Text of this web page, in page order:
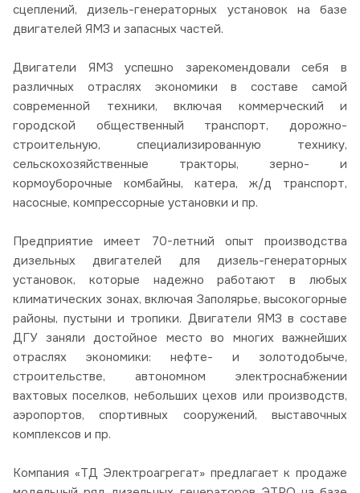
сцеплений, дизель-генераторных установок на базе
двигателей ЯМЗ и запасных частей.
Двигатели ЯМЗ успешно зарекомендовали себя в
различных отраслях экономики в составе самой
современной техники, включая коммерческий и
городской общественный транспорт, дорожно-
строительную, специализированную технику,
сельскохозяйственные тракторы, зерно- и
кормоуборочные комбайны, катера, ж/д транспорт,
насосные, компрессорные установки и пр.
Предприятие имеет 70-летний опыт производства
дизельных двигателей для дизель-генераторных
установок, которые надежно работают в любых
климатических зонах, включая Заполярье, высокогорные
районы, пустыни и тропики. Двигатели ЯМЗ в составе
ДГУ заняли достойное место во многих важнейших
отраслях экономики: нефте- и золотодобыче,
строительстве, автономном электроснабжении
вахтовых поселков, небольших цехов или производств,
аэропортов, спортивных сооружений, выставочных
комплексов и пр.
Компания «ТД Электроагрегат» предлагает к продаже